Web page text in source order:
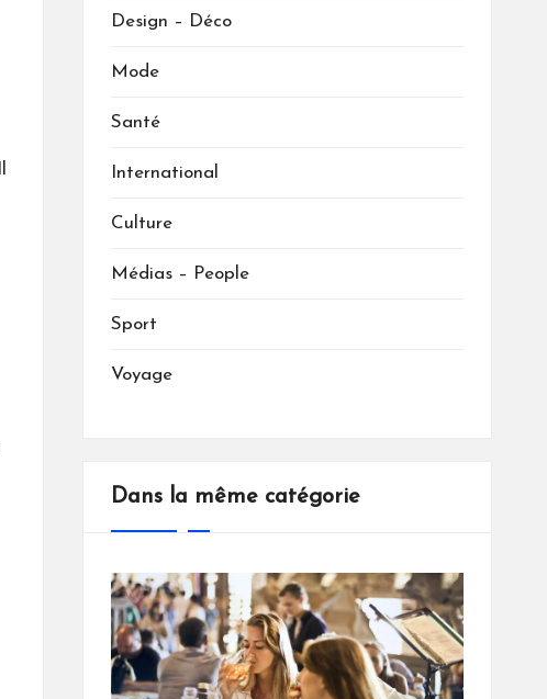
Design – Déco
Mode
Santé
International
Culture
Médias – People
Sport
Voyage
Dans la même catégorie